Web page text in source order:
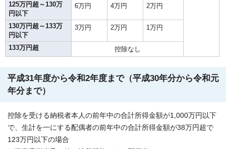
125万円超～130万
円以下
6万円 4万円 2万円
130万円超～133万
円以下
3万円 2万円 1万円
133万円超 控除なし
平成31年度から令和2年度まで（平成30年分から令和元
年分まで）
控除を受ける納税者本人の前年中の合計所得金額が1,000万円以下
で、生計を一にする配偶者の前年中の合計所得金額が38万円超で
123万円以下の場合